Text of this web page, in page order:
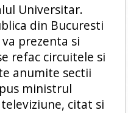
Universitar.
din Bucuresti
prezenta si
refac circuitele si
anumite sectii
ministrul
citat si